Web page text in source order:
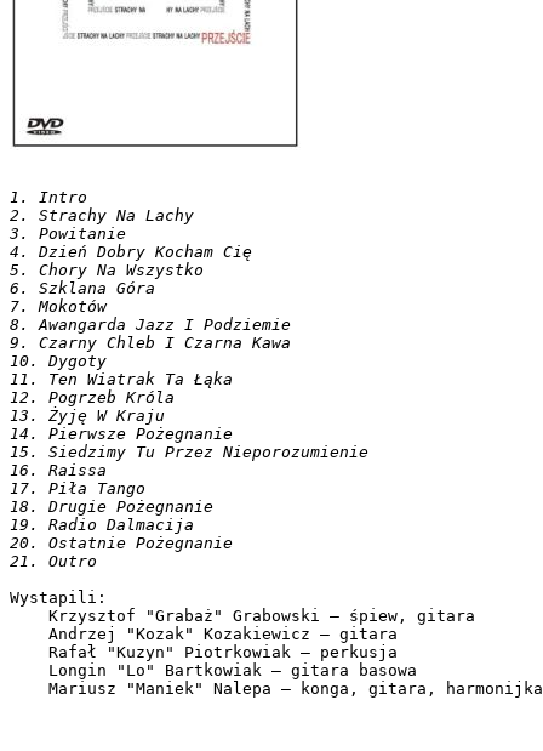
1. Intro
2. Strachy Na Lachy
3. Powitanie
4. Dzień Dobry Kocham Cię
5. Chory Na Wszystko
6. Szklana Góra
7. Mokotów
8. Awangarda Jazz I Podziemie
9. Czarny Chleb I Czarna Kawa
10. Dygoty
11. Ten Wiatrak Ta Łąka
12. Pogrzeb Króla
13. Żyję W Kraju
14. Pierwsze Pożegnanie
15. Siedzimy Tu Przez Nieporozumienie
16. Raissa
17. Piła Tango
18. Drugie Pożegnanie
19. Radio Dalmacija
20. Ostatnie Pożegnanie
Wystapili:
    Krzysztof "Grabaż" Grabowski – śpiew, gitara
    Andrzej "Kozak" Kozakiewicz – gitara
    Rafał "Kuzyn" Piotrkowiak – perkusja
    Longin "Lo" Bartkowiak – gitara basowa